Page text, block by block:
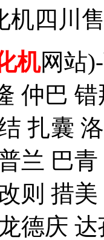
机四川
机网站
仲巴
扎囊
兰 巴
则 措
德庆